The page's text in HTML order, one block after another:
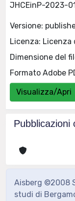
JHCEinP-2023-
Versione:
Licenza:
Dimensione del
Formato Adobe
Visualizza/Apri
Pubblicazioni
Aisberg ©2008
studi di